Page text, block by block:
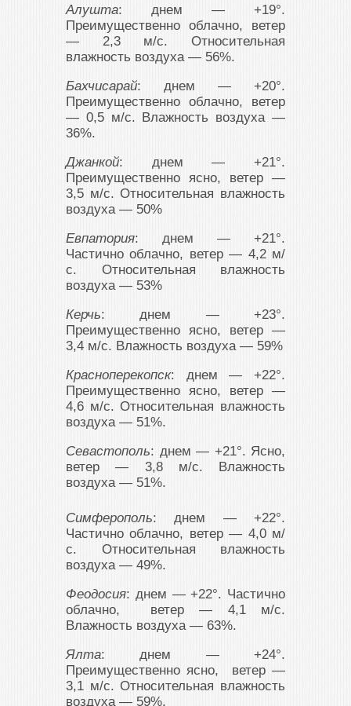
Алушта: днем — +19°.
Преимущественно облачно, ветер
— 2,3 м/с. Относительная
влажность воздуха — 56%.
Бахчисарай: днем — +20°.
Преимущественно облачно, ветер
— 0,5 м/с. Влажность воздуха —
36%.
Джанкой: днем — +21°.
Преимущественно ясно, ветер —
3,5 м/с. Относительная влажность
воздуха — 50%
Евпатория: днем — +21°.
Частично облачно, ветер — 4,2 м/
с. Относительная влажность
воздуха — 53%
Керчь: днем — +23°.
Преимущественно ясно, ветер —
3,4 м/с. Влажность воздуха — 59%
Красноперекопск: днем — +22°.
Преимущественно ясно, ветер —
4,6 м/с. Относительная влажность
воздуха — 51%.
Севастополь: днем — +21°. Ясно,
ветер — 3,8 м/с. Влажность
воздуха — 51%.
Симферополь: днем — +22°.
Частично облачно, ветер — 4,0 м/
с. Относительная влажность
воздуха — 49%.
Феодосия: днем — +22°. Частично
облачно, ветер — 4,1 м/с.
Влажность воздуха — 63%.
Ялта: днем — +24°.
Преимущественно ясно, ветер —
3,1 м/с. Относительная влажность
воздуха — 59%.